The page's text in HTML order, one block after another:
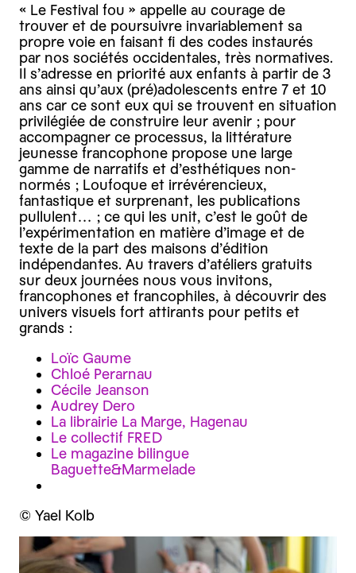
« Le Festival fou » appelle au courage de
trouver et de poursuivre invariablement sa
propre voie en faisant fi des codes instaurés
par nos sociétés occidentales, très normatives.
Il s’adresse en priorité aux enfants à partir de 3
ans ainsi qu’aux (pré)adolescents entre 7 et 10
ans car ce sont eux qui se trouvent en situation
privilégiée de construire leur avenir ; pour
accompagner ce processus, la littérature
jeunesse francophone propose une large
gamme de narratifs et d’esthétiques non-
normés ; Loufoque et irrévérencieux,
fantastique et surprenant, les publications
pullulent… ; ce qui les unit, c’est le goût de
l’expérimentation en matière d’image et de
texte de la part des maisons d’édition
indépendantes. Au travers d’atéliers gratuits
sur deux journées nous vous invitons,
francophones et francophiles, à découvrir des
univers visuels fort attirants pour petits et
grands :
Loïc Gaume
Chloé Perarnau
Cécile Jeanson
Audrey Dero
La librairie La Marge, Hagenau
Le collectif FRED
Le magazine bilingue
Baguette&Marmelade
© Yael Kolb